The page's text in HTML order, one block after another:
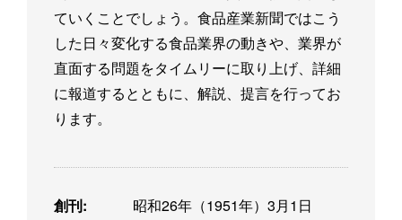
ていくことでしょう。食品産業新聞ではこう
した日々変化する食品業界の動きや、業界が
直面する問題をタイムリーに取り上げ、詳細
に報道するとともに、解説、提言を行ってお
ります。
創刊:
昭和26年（1951年）3月1日